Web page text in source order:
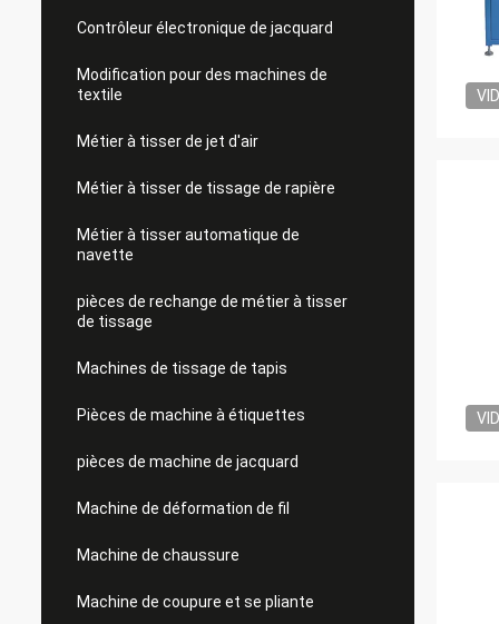
Contrôleur électronique de jacquard
Modification pour des machines de
textile
Métier à tisser de jet d'air
Métier à tisser de tissage de rapière
Métier à tisser automatique de
navette
pièces de rechange de métier à tisser
de tissage
Machines de tissage de tapis
Pièces de machine à étiquettes
pièces de machine de jacquard
Machine de déformation de fil
Machine de chaussure
Machine de coupure et se pliante